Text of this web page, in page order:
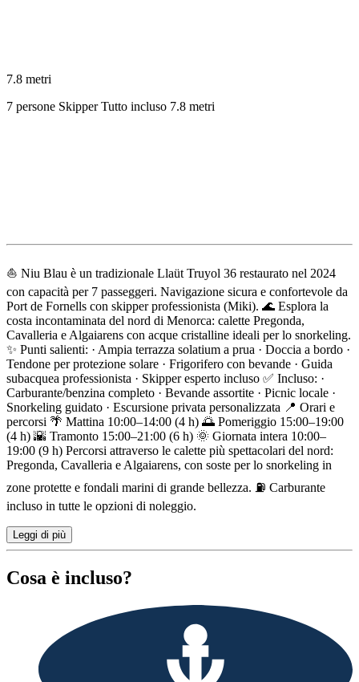
7.8 metri
7 persone Skipper Tutto incluso 7.8 metri
Descrizione
⛵ Niu Blau è un tradizionale Llaüt Truyol 36 restaurato nel 2024
con capacità per 7 passeggeri. Navigazione sicura e confortevole da
Port de Fornells con skipper professionista (Miki). 🌊 Esplora la
costa incontaminata del nord di Menorca: calette Pregonda,
Cavalleria e Algaiarens con acque cristalline ideali per lo snorkeling.
✨ Punti salienti: · Ampia terrazza solatium a prua · Doccia a bordo ·
Tendone per protezione solare · Frigorifero con bevande · Guida
subacquea professionista · Skipper esperto incluso ✅ Incluso: ·
Carburante/benzina completo · Bevande assortite · Picnic locale ·
Snorkeling guidato · Escursione privata personalizzata 📍 Orari e
percorsi 🌴 Mattina 10:00–14:00 (4 h) 🌅 Pomeriggio 15:00–19:00
(4 h) 🌇 Tramonto 15:00–21:00 (6 h) 🌞 Giornata intera 10:00–
19:00 (9 h) Percorsi attraverso le calette più spettacolari del nord:
Pregonda, Cavalleria e Algaiarens, con soste per lo snorkeling in
zone protette e fondali marini di grande bellezza. ⛽ Carburante
incluso in tutte le opzioni di noleggio.
Leggi di più
Cosa è incluso?